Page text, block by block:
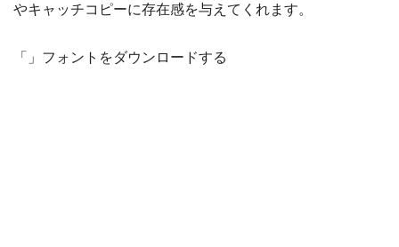
やキャッチコピーに存在感を与えてくれます。
「」フォントをダウンロードする